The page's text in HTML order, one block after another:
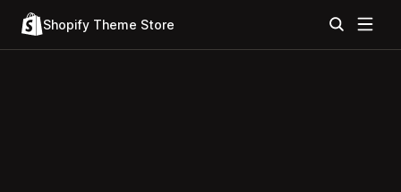
Shopify Theme Store